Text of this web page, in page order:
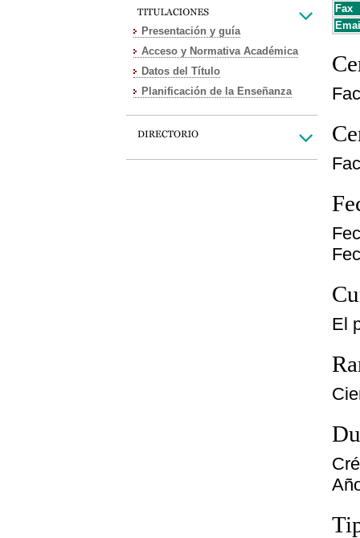
Presentación y guía
Acceso y Normativa Académica
Datos del Título
Planificación de la Enseñanza
Fax
El